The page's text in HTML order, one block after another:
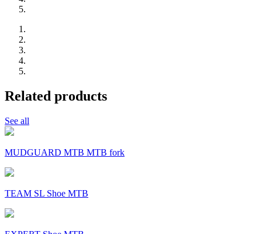
Related products
See all
MUDGUARD MTB MTB fork
TEAM SL Shoe MTB